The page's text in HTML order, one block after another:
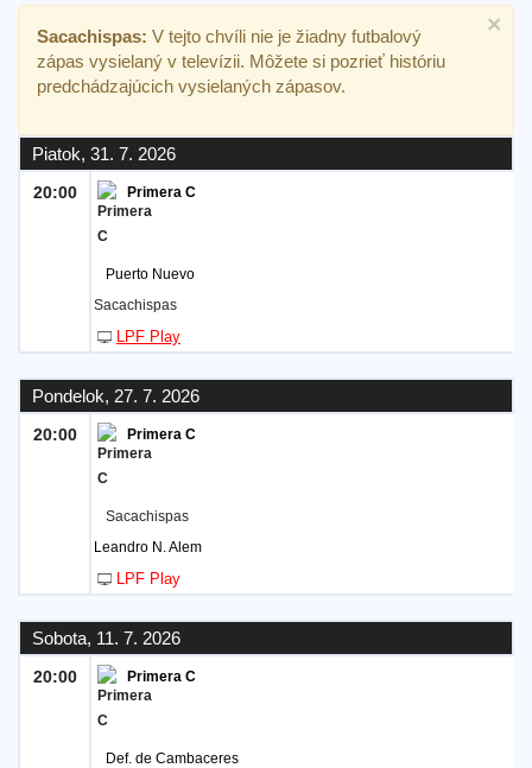
×
Sacachispas: V tejto chvíli nie je žiadny futbalový
zápas vysielaný v televízii. Môžete si pozrieť históriu
predchádzajúcich vysielaných zápasov.
Piatok, 31. 7. 2026
20:00 Primera C
Puerto Nuevo
Sacachispas
LPF Play
Pondelok, 27. 7. 2026
20:00 Primera C
Sacachispas
Leandro N. Alem
LPF Play
Sobota, 11. 7. 2026
20:00 Primera C
Def. de Cambaceres